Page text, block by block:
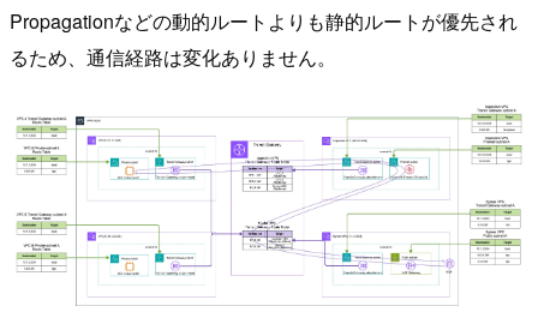
Propagationなどの動的ルートよりも静的ルートが優先され
るため、通信経路は変化ありません。